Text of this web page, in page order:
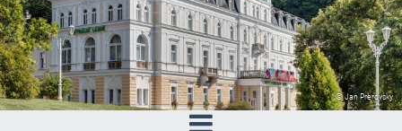
© Jan Prerovsky